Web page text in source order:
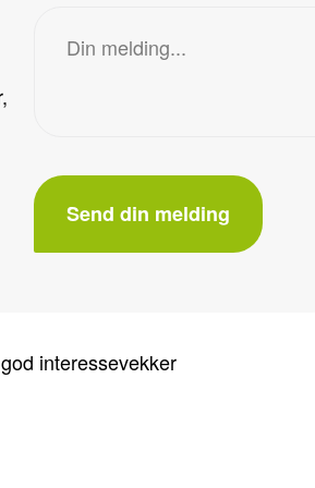
interessevekker